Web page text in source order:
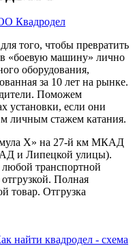
того, чтобы превратить
в «боевую машину» лично
оборудования,
за 10 лет на рынке.
Поможем
установки, если они
личным стажем катания.
X» на 27-й км МКАД
и Липецкой улицы).
транспортной
Полная
товар. Отгрузка